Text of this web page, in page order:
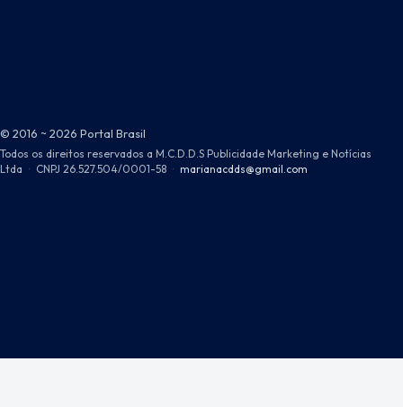
© 2016 ~ 2026 Portal Brasil
Todos os direitos reservados a M.C.D.D.S Publicidade Marketing e Notícias
Ltda · CNPJ 26.527.504/0001-58 · marianacdds@gmail.com